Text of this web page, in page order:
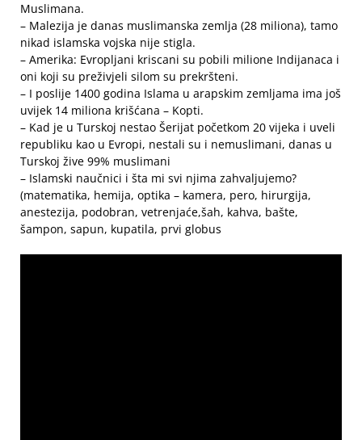
Muslimana.
– Malezija je danas muslimanska zemlja (28 miliona), tamo
nikad islamska vojska nije stigla.
– Amerika: Evropljani kriscani su pobili milione Indijanaca i
oni koji su preživjeli silom su prekršteni.
– I poslije 1400 godina Islama u arapskim zemljama ima još
uvijek 14 miliona krišćana – Kopti.
– Kad je u Turskoj nestao Šerijat početkom 20 vijeka i uveli
republiku kao u Evropi, nestali su i nemuslimani, danas u
Turskoj žive 99% muslimani
– Islamski naučnici i šta mi svi njima zahvaljujemo?
(matematika, hemija, optika – kamera, pero, hirurgija,
anestezija, podobran, vetrenjaće,šah, kahva, bašte,
šampon, sapun, kupatila, prvi globus